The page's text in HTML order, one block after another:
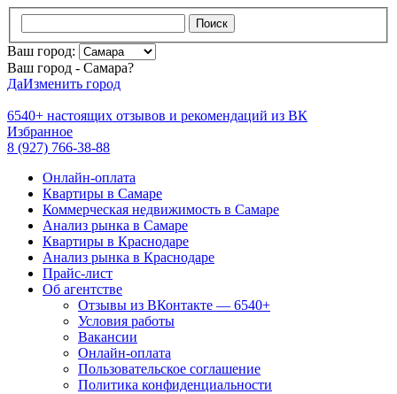
Поиск
Ваш город:
Ваш город - Самара?
ДаИзменить город
6540+ настоящих отзывов и рекомендаций из ВК
Избранное
8 (927) 766-38-88
Онлайн-оплата
Квартиры в Самаре
Коммерческая недвижимость в Самаре
Анализ рынка в Самаре
Квартиры в Краснодаре
Анализ рынка в Краснодаре
Прайс-лист
Об агентстве
Отзывы из ВКонтакте — 6540+
Условия работы
Вакансии
Онлайн-оплата
Пользовательское соглашение
Политика конфиденциальности